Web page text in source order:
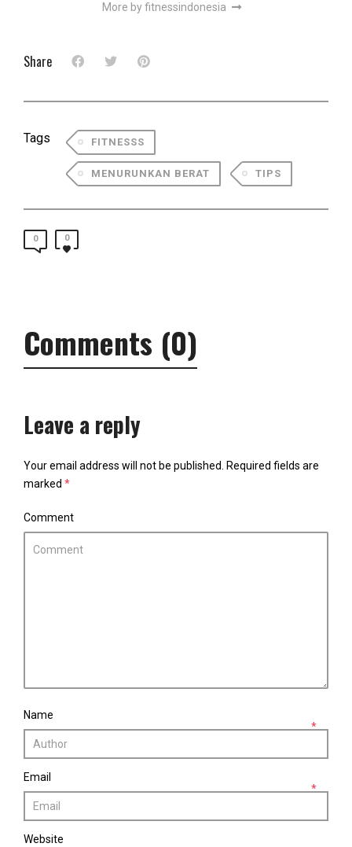
More by fitnessindonesia
Share
Tags FITNESSS
MENURUNKAN BERAT TIPS
0 0
Comments (0)
Leave a reply
Your email address will not be published.
Required fields are
marked *
Comment
Name
*
Email
*
Website